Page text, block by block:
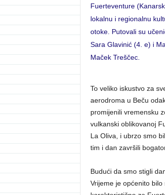
Fuerteventure
lokalnu i regionalnu
otoke. Putovali su
Sara Glavinić (4. e) i
Maček Treščec.
To veliko iskustvo za
aerodroma u Beču
promijenili vremensku
vulkanski oblikovanoj
La Oliva, i ubrzo smo
tim i dan završili
Budući da smo stigli
Vrijeme je općenito